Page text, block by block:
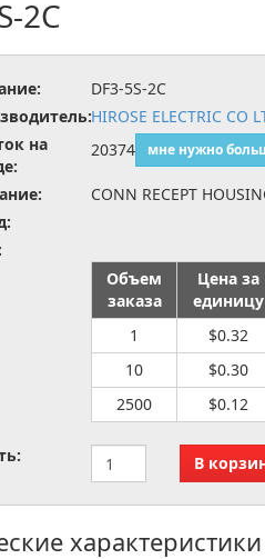
2C
DF3-5S-2C
HIROSE ELECTRIC CO
на
20374 мне нужно
CONN RECEPT
Объем
заказа
Цена за
единицу
1
$0.32
10
$0.30
2500
$0.12
характеристики